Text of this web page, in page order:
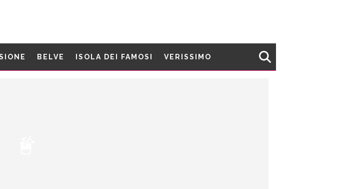
BELVE ISOLA DEI FAMOSI VERISSIMO